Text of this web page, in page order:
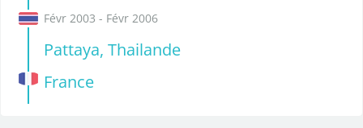
Févr 2003 - Févr 2006
Pattaya, Thailande
France